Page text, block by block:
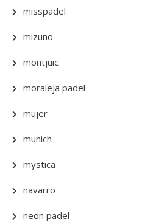
misspadel
mizuno
montjuic
moraleja padel
mujer
munich
mystica
navarro
neon padel